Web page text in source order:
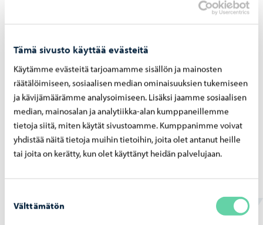
Tämä sivusto käyttää evästeitä
Käytämme evästeitä tarjoamamme sisällön ja mainosten
räätälöimiseen, sosiaalisen median ominaisuuksien tukemiseen
ja kävijämäärämme analysoimiseen. Lisäksi jaamme sosiaalisen
median, mainosalan ja analytiikka-alan kumppaneillemme
tietoja siitä, miten käytät sivustoamme. Kumppanimme voivat
yhdistää näitä tietoja muihin tietoihin, joita olet antanut heille
tai joita on kerätty, kun olet käyttänyt heidän palvelujaan.
valinta
Välttämätön
vaaleissa
Porvoon yläkouluikäiset äänestivät presidenttiehdokkaita
nuortenvaaleissa 8–11.1 2024. Oppilaat saivat aidon
kokemuksen äänestämisestä. Äänestäminen tapahtui
kaupungintalolla äänestämässä, Pääskytien koulu äänesti
koulullaan.
12.01.2024